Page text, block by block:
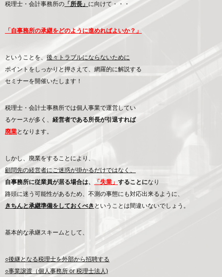
税理士・会計事務所の 「所長」 に向けて・・・
「自事務所の承継をどのように進めればよいか？」
ということを、 後々トラブルにならないために
ポイントをしっかりと押さえて、網羅的に解説する
セミナーを開催いたします！
税理士・会計士事務所では個人事業で運営してい
るケースが多く、 経営者である所長が引退すれば
廃業となります。
しかし、廃業をすることにより、
顧問先の経営者にご迷惑が掛かるだけではなく、
自事務所に従業員が居る場合は、
「失業」 することになり
路頭に迷う可能性があるため、不測の事態にも対応出来るように、
きちんと承継準備をしておくべき ということは間違いないでしょう。
基本的な承継スキームとして、
○後継となる税理士を外部から招聘する
○事業譲渡（個人事務所 or 税理士法人)